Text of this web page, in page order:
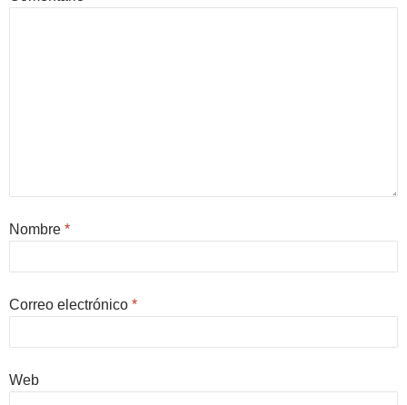
Nombre *
Correo electrónico *
Web